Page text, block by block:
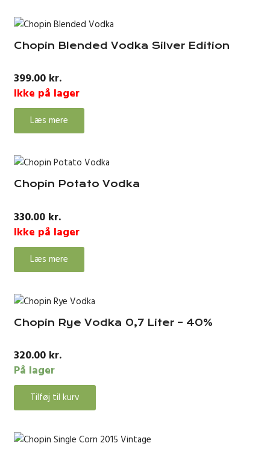
Chopin Blended Vodka Silver Edition
399.00 kr.
Ikke på lager
Læs mere
Chopin Potato Vodka
330.00 kr.
Ikke på lager
Læs mere
Chopin Rye Vodka 0,7 Liter – 40%
320.00 kr.
På lager
Tilføj til kurv